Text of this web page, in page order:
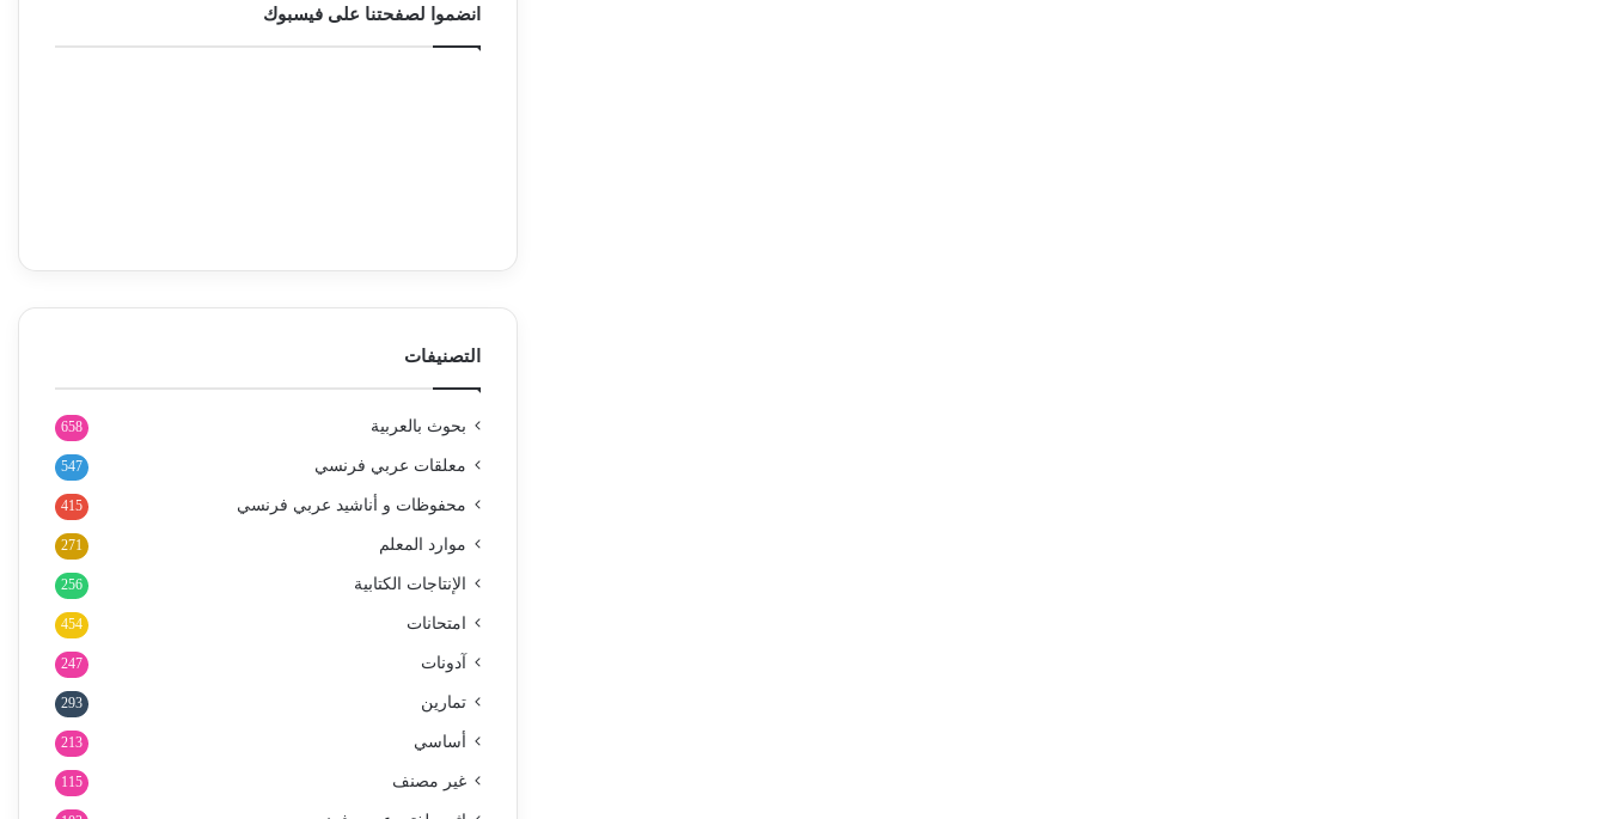
انضموا لصفحتنا على فيسبوك
التصنيفات
بحوث بالعربية 658
معلقات عربي فرنسي 547
محفوظات و أناشيد عربي فرنسي 415
موارد المعلم 271
الإنتاجات الكتابية 256
امتحانات 454
آدونات 247
تمارين 293
أساسي 213
غير مصنف 115